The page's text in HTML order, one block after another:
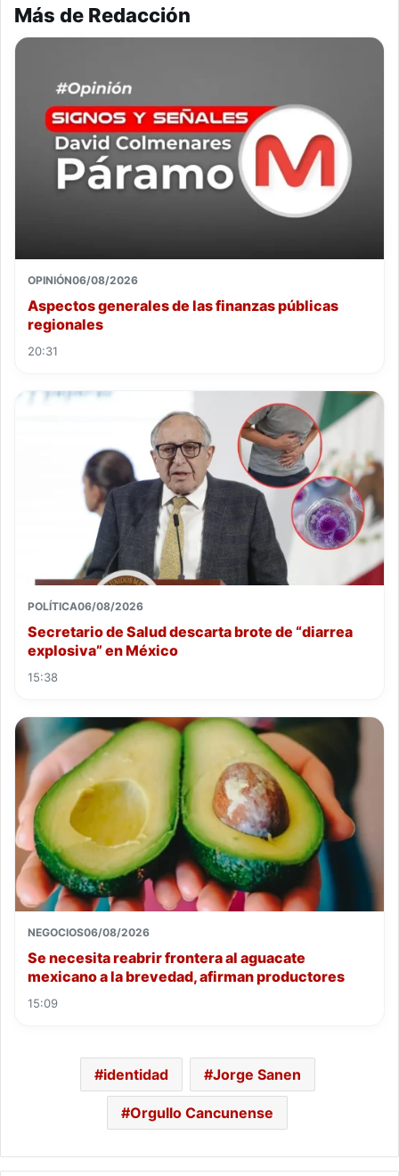
Más de Redacción
OPINIÓN06/08/2026
Aspectos generales de las finanzas públicas
regionales
20:31
POLÍTICA06/08/2026
Secretario de Salud descarta brote de “diarrea
explosiva” en México
15:38
NEGOCIOS06/08/2026
Se necesita reabrir frontera al aguacate
mexicano a la brevedad, afirman productores
15:09
identidad Jorge Sanen
Orgullo Cancunense